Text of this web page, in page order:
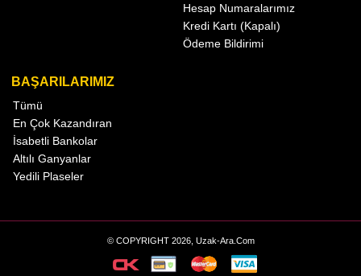
Hesap Numaralarımız
Kredi Kartı (Kapalı)
Ödeme Bildirimi
BAŞARILARIMIZ
Tümü
En Çok Kazandıran
İsabetli Bankolar
Altılı Ganyanlar
Yedili Plaseler
© COPYRIGHT 2026, Uzak-Ara.Com